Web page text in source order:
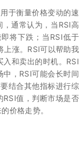
于衡量价格变动的速
通常认为，当RSI高
将下跌；当RSI低于
上涨。RSI可以帮助我
和卖出的时机。RSI
，RSI可能会长时间
结合其他指标进行综
值，判断市场是否
价格走势。